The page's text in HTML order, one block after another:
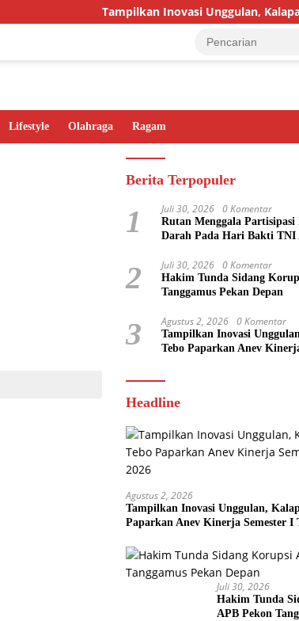
Tampilkan Inovasi Unggulan, Kalapas
Lifestyle Olahraga Ragam
Berita Terpopuler
1 Juli 30, 2026 0 Komentar
Rutan Menggala
Darah Pada Hari Bakti TNI
2 Juli 30, 2026 0 Komentar
Hakim Tunda Sidang
Tanggamus Pekan Depan
3 Agustus 2, 2026 0 Komentar
Tampilkan Inovasi
Tebo Paparkan Anev
Headline
Agustus 2, 2026
Tampilkan Inovasi Unggulan,
Paparkan Anev Kinerja Semester I
Juli 30, 2026
Hakim Tunda
APB Pekon